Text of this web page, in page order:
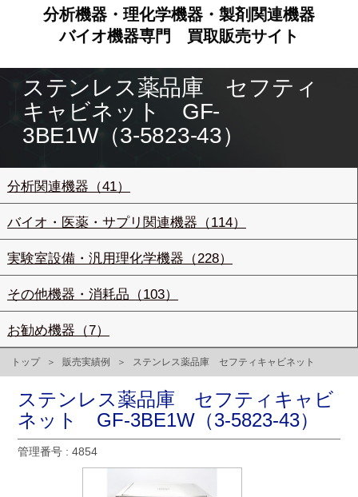
分析機器・理化学機器・製剤関連機器
バイオ機器専門
買取販売サイト
ステンレス薬品庫 セフティ
キャビネット GF-
3BE1W（3-5823-43）
分析関連機器（41）
バイオ・医薬・サプリ関連機器（114）
実験室設備・汎用理化学機器（228）
その他機器・消耗品（103）
お勧め機器（7）
トップ 販売実績例 ステンレス薬品庫 セフティキャビネット
ステンレス薬品庫 セフティキャビ
ネット GF-3BE1W（3-5823-43）
管理番号 : 4854